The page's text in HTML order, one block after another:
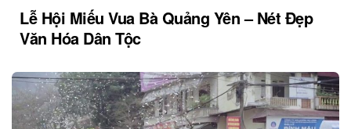
Lễ Hội Miếu Vua Bà Quảng Yên – Nét Đẹp
Văn Hóa Dân Tộc